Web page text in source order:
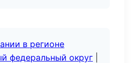
в регионе
федеральный округ